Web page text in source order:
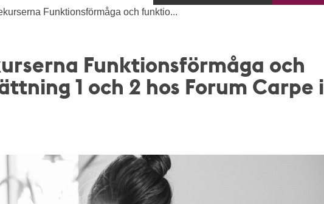
Funktionsförmåga och funktio...
Funktionsförmåga och
1 och 2 hos Forum Carpe i